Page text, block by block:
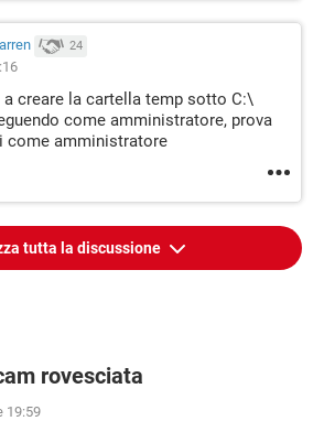
24
creare la cartella temp sotto C:\
come amministratore, prova
come amministratore
tutta la discussione
rovesciata
19:59